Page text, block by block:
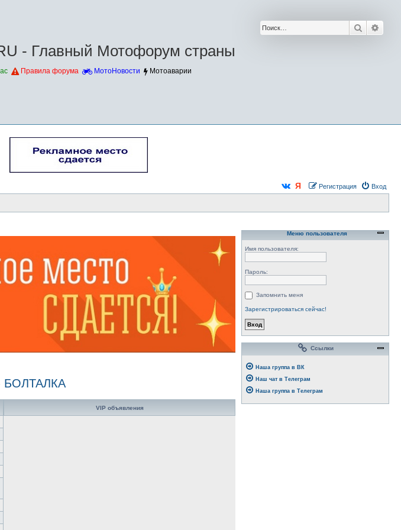
Поиск
- Главный Мотофорум страны
Правила форума МотоНовости Мотоаварии
Вход
Регистрация
БОЛТАЛКА
VIP объявления
Меню пользователя
Имя пользователя:
Пароль:
Запомнить меня
Зарегистрироваться сейчас!
Ссылки
Наша группа в ВК
Наш чат в Телеграм
Наша группа в Телеграм